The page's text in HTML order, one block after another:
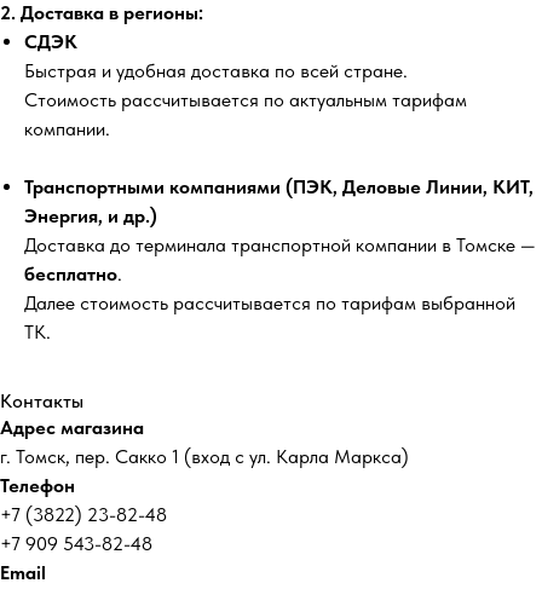
2. Доставка в регионы:
СДЭК
Быстрая и удобная доставка по всей стране.
Стоимость рассчитывается по актуальным тарифам
компании.
Транспортными компаниями (ПЭК, Деловые Линии, КИТ,
Энергия, и др.)
Доставка до терминала транспортной компании в Томске —
бесплатно.
Далее стоимость рассчитывается по тарифам выбранной
ТК.
Контакты
Адрес магазина
г. Томск, пер. Сакко 1 (вход с ул. Карла Маркса)
Телефон
+7 (3822) 23-82-48
+7 909 543-82-48
Email